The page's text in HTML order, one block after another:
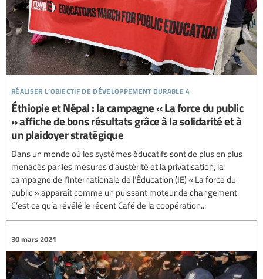
réaliser l’objectif de développement durable 4
Éthiopie et Népal : la campagne « La force du public
» affiche de bons résultats grâce à la solidarité et à
un plaidoyer stratégique
Dans un monde où les systèmes éducatifs sont de plus en plus
menacés par les mesures d’austérité et la privatisation, la
campagne de l’Internationale de l’Éducation (IE) « La force du
public » apparaît comme un puissant moteur de changement.
C’est ce qu’a révélé le récent Café de la coopération...
30 mars 2021